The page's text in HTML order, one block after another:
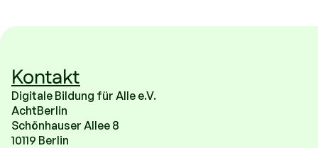
Kontakt
Digitale Bildung für Alle e.V.
AchtBerlin
Schönhauser Allee 8
10119 Berlin